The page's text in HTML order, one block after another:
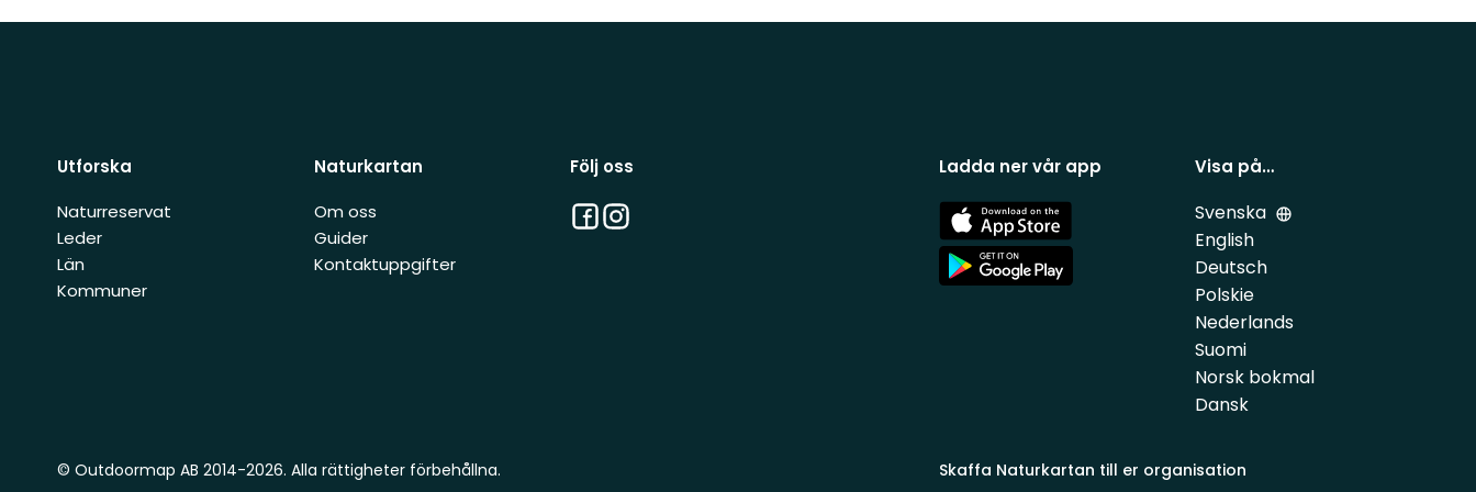
Utforska
Naturreservat
Leder
Län
Kommuner
Naturkartan
Om oss
Guider
Kontaktuppgifter
Följ oss
Facebook
Instagram
Ladda ner vår app
App
Store
App
Store
Visa på…
Svenska
English
Deutsch
Polskie
Nederlands
Suomi
Norsk bokmal
Dansk
Skaffa Naturkartan till er organisation
© Outdoormap AB 2014-2026. Alla rättigheter förbehållna.